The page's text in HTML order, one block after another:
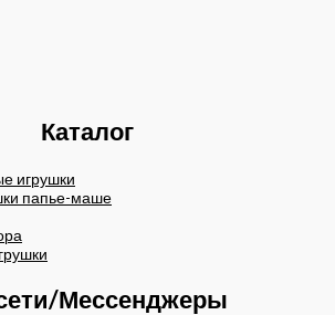
Каталог
игрушки
папье-маше
Мессенджеры